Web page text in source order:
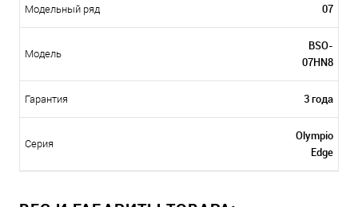
Модельный ряд 07
Модель
BSO-
07HN8
Гарантия 3 года
Серия
Olympio
Edge